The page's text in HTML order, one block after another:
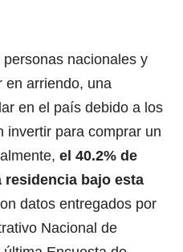
nacionales y
en arriendo, una
en el país debido a los
invertir para comprar un
el 40.2% de
bajo esta
datos entregados por
Nacional de